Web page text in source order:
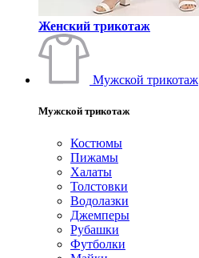
Женский трикотаж
Мужской трикотаж
Мужской трикотаж
Костюмы
Пижамы
Халаты
Толстовки
Водолазки
Джемперы
Рубашки
Футболки